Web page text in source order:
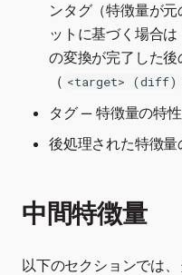
ンタグ（特徴量が
ットに基づく場合
の変換が完了した
（ <target> (diff)
タグ — 特徴量の特性
後処理された特徴量
中間特徴量
以下のセクションでは